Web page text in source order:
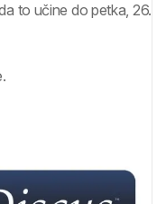
to učine do petka, 26.